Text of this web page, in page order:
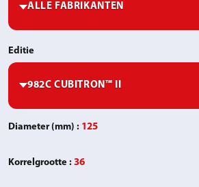
Editie
Diameter (mm) : 125
Korrelgrootte : 36